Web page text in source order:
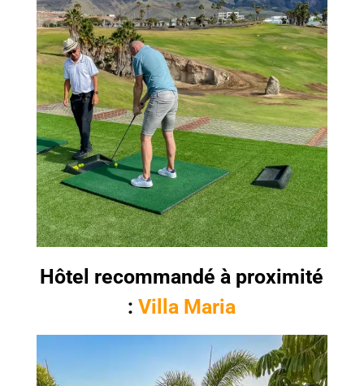
Hôtel recommandé à proximité
:Villa Maria